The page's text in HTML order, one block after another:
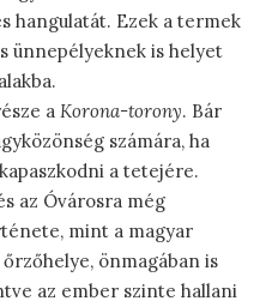
hangulatát. Ezek a termek
ünnepélyeknek is helyet
a Korona-torony. Bár
számára, ha
a tetejére.
az Óvárosra még
mint a magyar
önmagában is
az ember szinte hallani